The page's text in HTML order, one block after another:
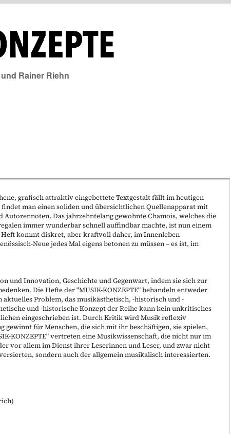
und Rainer Riehn
grafisch attraktiv eingebettete Textgestalt fällt im heutigen
findet man einen soliden und übersichtlichen Quellenapparat mit
Das jahrzehntelang gewohnte Chamois, welches die
immer wunderbar schnell auffindbar machte, ist nun einem
kommt diskret, aber kraftvoll daher, im Innenleben
Neue jedes Mal eigens betonen zu müssen – es ist, im
und Innovation, Geschichte und Gegenwart, indem sie sich zur
Die Hefte der "MUSIK-KONZEPTE" behandeln entweder
Problem, das musikästhetisch, -historisch und -
und -historische Konzept der Reihe kann kein unkritisches
eingeschrieben ist. Durch Kritik wird Musik reflexiv
gewinnt für Menschen, die sich mit ihr beschäftigen, sie spielen,
KONZEPTE" vertreten eine Musikwissenschaft, die nicht nur im
vor allem im Dienst ihrer Leserinnen und Leser, und zwar nicht
sondern auch der allgemein musikalisch interessierten.